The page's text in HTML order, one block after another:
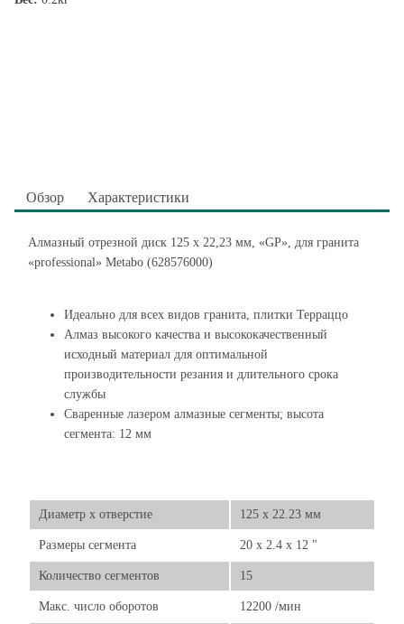
Обзор Характеристики
Алмазный отрезной диск 125 x 22,23 мм, «GP», для гранита
«professional» Metabo (628576000)
Идеально для всех видов гранита, плитки Терраццо
Алмаз высокого качества и высококачественный
исходный материал для оптимальной
производительности резания и длительного срока
службы
Сваренные лазером алмазные сегменты; высота
сегмента: 12 мм
Диаметр х отверстие 125 x 22.23 мм
Размеры сегмента 20 x 2.4 x 12 "
Количество сегментов 15
Макс. число оборотов 12200 /мин